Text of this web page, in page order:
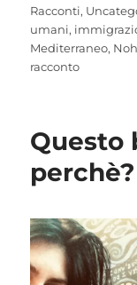
Racconti,
umani,
Mediterraneo,
racconto
Questo
perchè?